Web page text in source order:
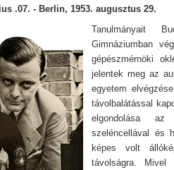
.07. - Berlin, 1953. augusztus 29.
Tanulmányait
Gimnáziumban
gépészmérnöki
jelentek meg az
egyetem
távolbalátással
elgondolása az
szeléncellával és
képes volt
távolságra. Mivel